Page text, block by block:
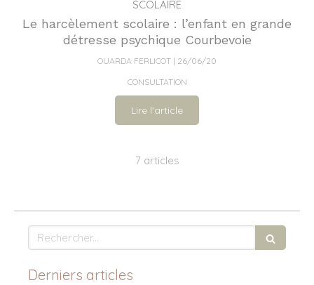
SCOLAIRE
Le harcèlement scolaire : l’enfant en grande
détresse psychique Courbevoie
OUARDA FERLICOT
26/06/20
CONSULTATION
Lire l'article
7 articles
Rechercher
Derniers articles